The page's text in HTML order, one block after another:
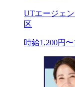
UTエージェ
区
時給1,200円〜